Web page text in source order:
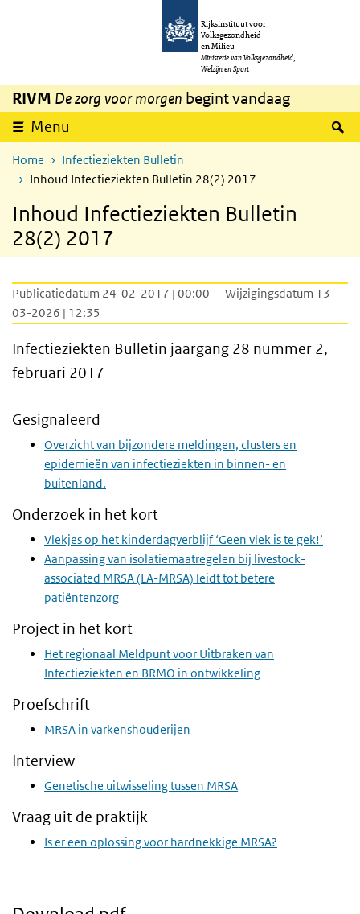
Overslaan en naar de inhoud gaan
Rijksinstituut voor
Volksgezondheid
en Milieu
Ministerie van Volksgezondheid,
Welzijn en Sport
RIVM De zorg voor morgen begint vandaag
Menu
Home
Infectieziekten Bulletin
Inhoud Infectieziekten Bulletin 28(2) 2017
Inhoud Infectieziekten Bulletin
28(2) 2017
Publicatiedatum 24-02-2017 | 00:00
Wijzigingsdatum 13-
03-2026 | 12:35
Infectieziekten Bulletin jaargang 28 nummer 2,
februari 2017
Gesignaleerd
Overzicht van bijzondere meldingen, clusters en
epidemieën van infectieziekten in binnen- en
buitenland.
Onderzoek in het kort
Vlekjes op het kinderdagverblijf ‘Geen vlek is te gek!’
Aanpassing van isolatiemaatregelen bij livestock-
associated MRSA (LA-MRSA) leidt tot betere
patiëntenzorg
Project in het kort
Het regionaal Meldpunt voor Uitbraken van
Infectieziekten en BRMO in ontwikkeling
Proefschrift
MRSA in varkenshouderijen
Interview
Genetische uitwisseling tussen MRSA
Vraag uit de praktijk
Is er een oplossing voor hardnekkige MRSA?